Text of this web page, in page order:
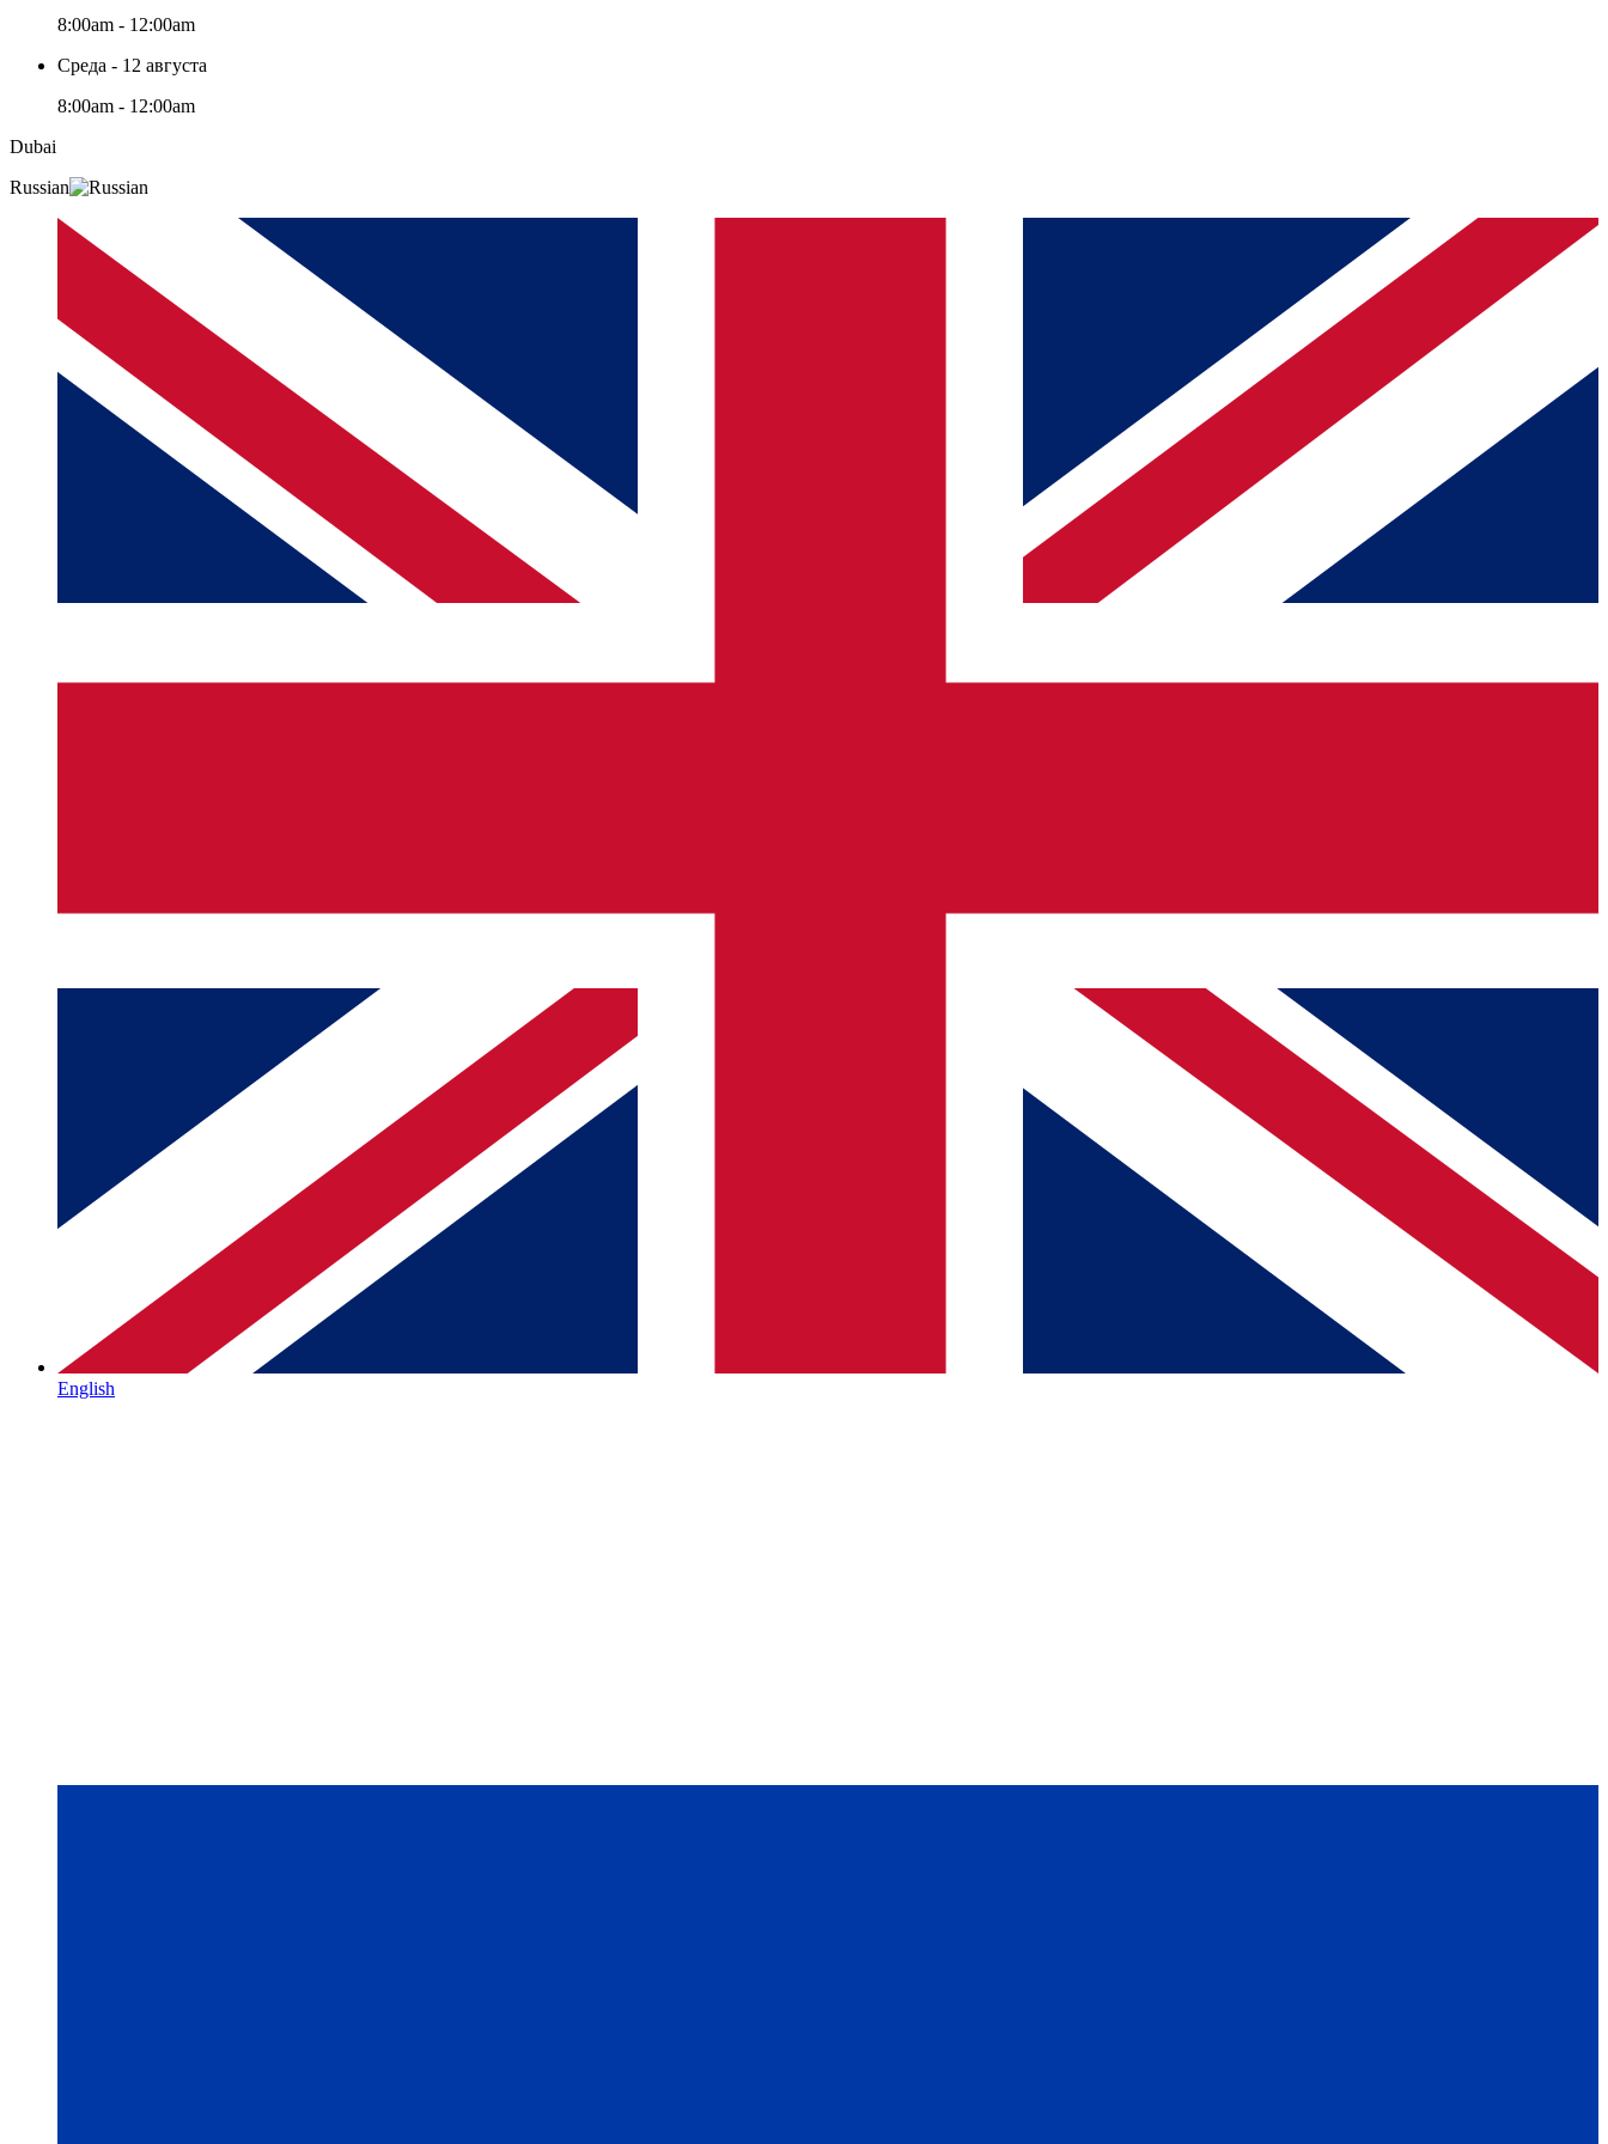
8:00am - 12:00am
Среда - 12 августа
8:00am - 12:00am
Dubai
Russian
English